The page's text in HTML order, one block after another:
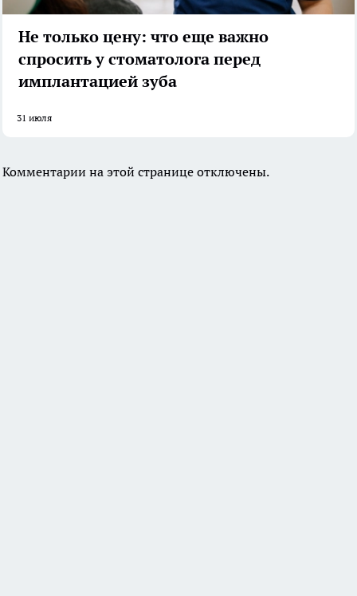
Не только цену: что еще важно
спросить у стоматолога перед
имплантацией зуба
31 июля
Комментарии на этой странице отключены.